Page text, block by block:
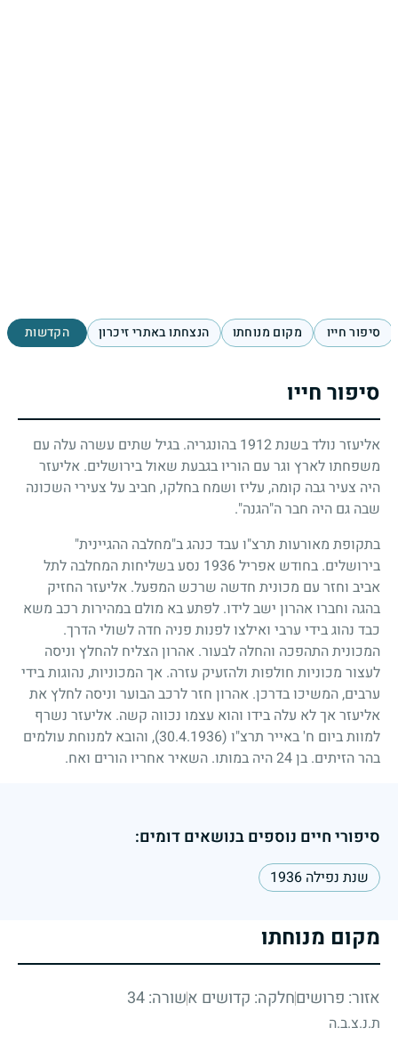
סיפור חייו מקום מנוחתו הנצחתו באתרי זיכרון הקדשות
סיפור חייו
אליעזר נולד בשנת1912 בהונגריה. בגיל שתים עשרה עלה עם
משפחתו לארץ וגר עם הוריו בגבעת שאול בירושלים. אליעזר
היה צעיר גבה קומה, עליז ושמח בחלקו, חביב על צעירי השכונה
שבה גם היה חבר ה"הגנה".
בתקופת מאורעות תרצ"ו עבד כנהג ב"מחלבה ההגיינית"
בירושלים. בחודש אפריל1936 נסע בשליחות המחלבה לתל
אביב וחזר עם מכונית חדשה שרכש המפעל. אליעזר החזיק
בהגה וחברו אהרון ישב לידו. לפתע בא מולם במהירות רכב משא
כבד נהוג בידי ערבי ואילצו לפנות פניה חדה לשולי הדרך.
המכונית התהפכה והחלה לבעור. אהרון הצליח להחלץ וניסה
לעצור מכוניות חולפות ולהזעיק עזרה. אך המכוניות, נהוגות בידי
ערבים, המשיכו בדרכן. אהרון חזר לרכב הבוער וניסה לחלץ את
אליעזר אך לא עלה בידו והוא עצמו נכווה קשה. אליעזר נשרף
למוות ביום ח' באייר תרצ"ו (30.4.1936)
, והובא למנוחת עולמים
בהר הזיתים. בן24היה במותו. השאיר אחריו הורים ואח.
סיפורי חיים נוספים בנושאים דומים:
שנת נפילה 1936
מקום מנוחתו
אזור: פרושיםחלקה: קדושים אשורה: 34
ת.נ.צ.ב.ה